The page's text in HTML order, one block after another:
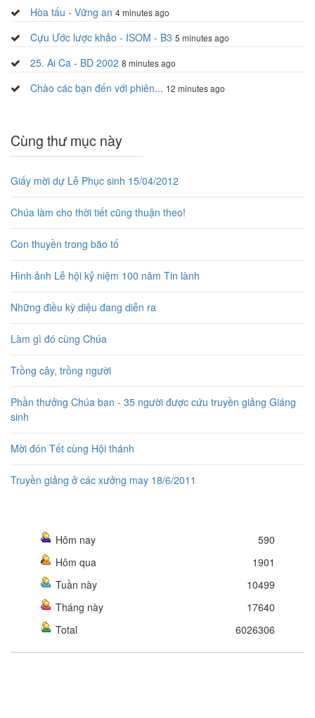
Hòa tấu - Vững an 4 minutes ago
Cựu Ước lược khảo - ISOM - B3 5 minutes ago
25. Ai Ca - BD 2002 8 minutes ago
Chào các bạn đến với phiên... 12 minutes ago
Cùng thư mục này
Giấy mời dự Lễ Phục sinh 15/04/2012
Chúa làm cho thời tiết cũng thuận theo!
Con thuyền trong bão tố
Hình ảnh Lễ hội kỷ niệm 100 năm Tin lành
Những điều kỳ diệu đang diễn ra
Làm gì đó cùng Chúa
Trồng cây, trồng người
Phần thưởng Chúa ban - 35 người được cứu truyền giảng Giáng
sinh
Mời đón Tết cùng Hội thánh
Truyền giảng ở các xưởng may 18/6/2011
Hôm nay
590
Hôm qua
1901
Tuần này
10499
Tháng này
17640
Total
6026306